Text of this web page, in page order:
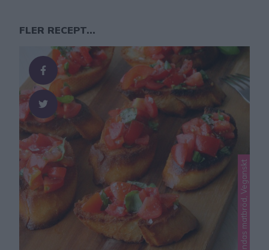
FLER RECEPT...